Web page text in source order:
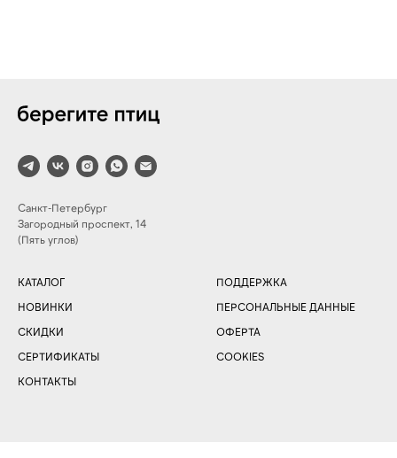
Санкт-Петербург
Загородный проспект, 14
(Пять углов)
КАТАЛОГ
НОВИНКИ
СКИДКИ
СЕРТИФИКАТЫ
КОНТАКТЫ
ПОДДЕРЖКА
ПЕРСОНАЛЬНЫЕ ДАННЫЕ
ОФЕРТА
COOKIES